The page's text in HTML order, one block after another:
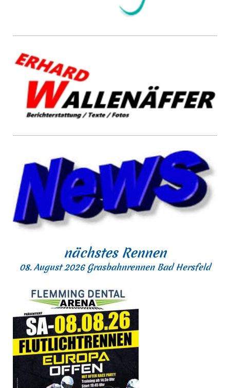
nächstes Rennen
08. August 2026 Grasbahnrennen Bad Hersfeld